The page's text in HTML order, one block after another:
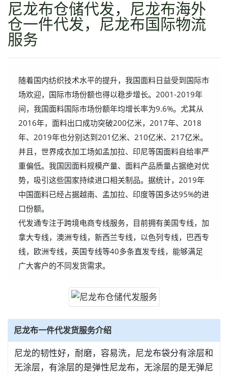
尼龙布仓储代发，尼龙布海外
仓一件代发，尼龙布国际物流
服务
随着国内纺织技术水平的提升，我国面料日益受到国际市
场欢迎，国际市场份额也得以稳步增长。2001-2019年
间，我国面料国际市场份额年均增长率为9.6%。尤其从
2016年，面料出口成功突破200亿米，2017年、2018
年、2019年也分别达到201亿米、210亿米、217亿米。
并且，世界成衣加工场如孟加拉、印尼等国面料自给率严
重偏低。我国因面料规模产量、面料产品质量占据绝对优
势，吸引这些国家持续进口相关制品。据统计，2019年
中国面料已经占据越南、孟加拉、印度等国多达95%的进
口份额。
代发通专注于跨境电商专线服务，目前拥有美国专线，加
拿大专线，澳洲专线，新西兰专线，以色列专线，巴西专
线，欧洲专线，英国专线等40多条直发专线，能够满足
广大客户的不同发货需求。
尼龙布一件代发货服务介绍
尼龙的韧性好，耐磨，容易洗，尼龙布袋分有涂层和
无涂层，有涂层的是弹性尼龙布，无涂层的是无弹尼